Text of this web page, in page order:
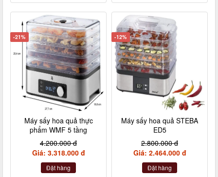
-21%
Máy sấy hoa quả thực
phẩm WMF 5 tầng
4.200.000 đ
Giá: 3.318.000 đ
Đặt hàng
-12%
Máy sấy hoa quả STEBA
ED5
2.800.000 đ
Giá: 2.464.000 đ
Đặt hàng